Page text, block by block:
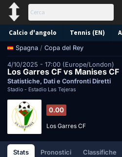
Calcio d'angolo Tennis (EN)
Pronostico
Spagna / Copa del Rey
4/10/2025 - 17:00 (Europe/London)
Los Garres CF vs Manises CF
Statistiche, Dati e Confronti Diretti
Stadio - Estadio Las Tejeras
0.00
Los Garres CF
Stats Pronostici Classifiche